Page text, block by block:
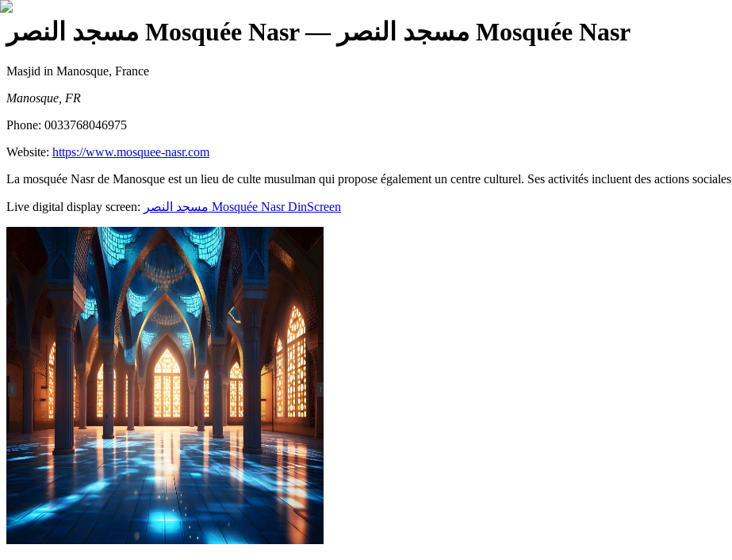
مسجد النصر Mosquée Nasr — مسجد النصر Mosquée Nasr
Masjid in Manosque, France
Manosque, FR
Phone: 0033768046975
Website: https://www.mosquee-nasr.com
La mosquée Nasr de Manosque est un lieu de culte musulman qui propose également un centre culturel. Ses activités incluent des actions
Live digital display screen: مسجد النصر Mosquée NasrDinScreen